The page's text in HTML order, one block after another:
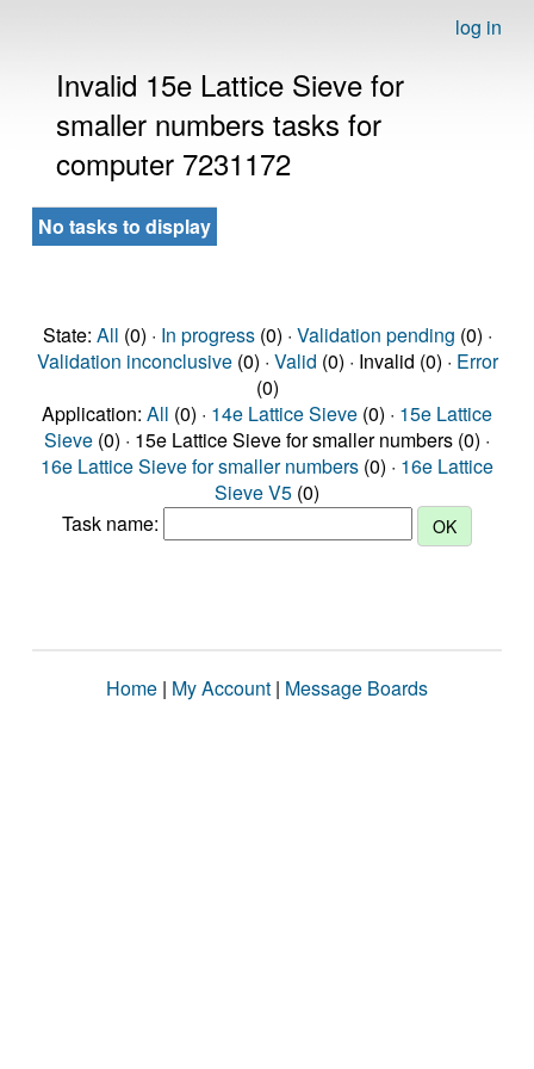
log in
Invalid 15e Lattice Sieve for
smaller numbers tasks for
computer 7231172
No tasks to display
State: All (0) · In progress(0) · Validation pending (0) ·
Validation inconclusive(0) · Valid (0) · Invalid (0) · Error
(0)
Application: All (0) · 14e Lattice Sieve (0) · 15e Lattice
Sieve (0) · 15e Lattice Sieve for smaller numbers (0) ·
16e Lattice Sieve for smaller numbers (0) · 16e Lattice
Sieve V5 (0)
Task name:
Home | My Account | Message Boards